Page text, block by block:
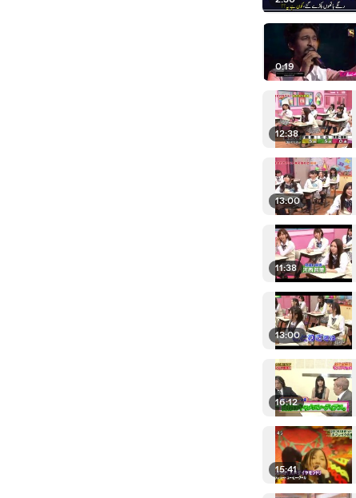
0:19
12:38
13:00
11:38
13:00
16:12
15:41